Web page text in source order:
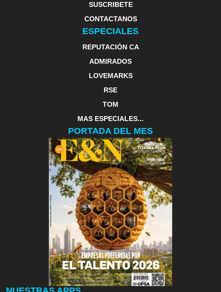
SUSCRIBETE
CONTACTANOS
ESPECIALES
REPUTACIÓN CA
ADMIRADOS
LOVEMARKS
RSE
TOM
MAS ESPECIALES...
PORTADA DEL MES